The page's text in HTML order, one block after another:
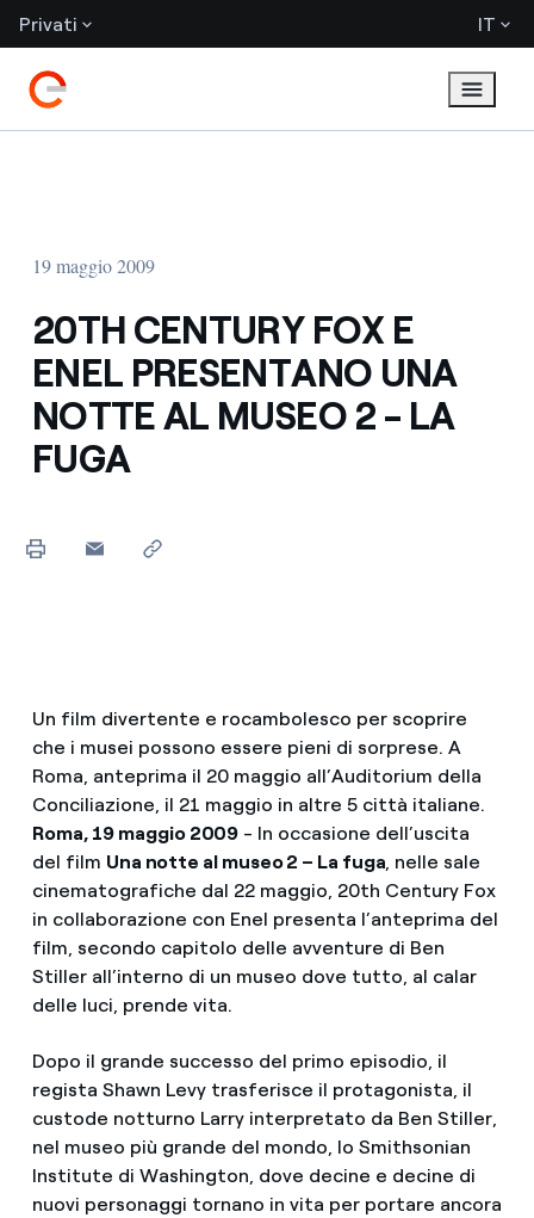
Privati IT
19 maggio 2009
20TH CENTURY FOX E
ENEL PRESENTANO UNA
NOTTE AL MUSEO 2 - LA
FUGA
Un film divertente e rocambolesco per scoprire
che i musei possono essere pieni di sorprese. A
Roma, anteprima il 20 maggio all’Auditorium della
Conciliazione, il 21 maggio in altre 5 città italiane.
Roma, 19 maggio 2009 - In occasione dell’uscita
del film Una notte al museo 2 – La fuga, nelle sale
cinematografiche dal 22 maggio, 20th Century Fox
in collaborazione con Enel presenta l’anteprima del
film, secondo capitolo delle avventure di Ben
Stiller all’interno di un museo dove tutto, al calar
delle luci, prende vita.
Dopo il grande successo del primo episodio, il
regista Shawn Levy trasferisce il protagonista, il
custode notturno Larry interpretato da Ben Stiller,
nel museo più grande del mondo, lo Smithsonian
Institute di Washington, dove decine e decine di
nuovi personaggi tornano in vita per portare ancora